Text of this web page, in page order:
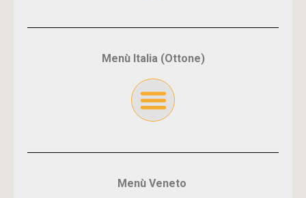
Menù Italia (Ottone)
Menù Veneto